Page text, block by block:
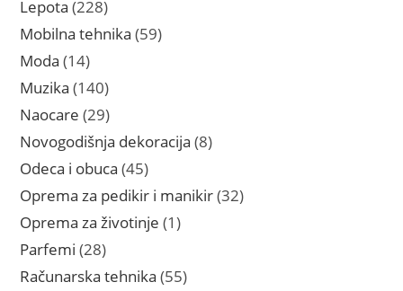
Lepota 228228
proizvoda
Mobilna tehnika 5959
Moda 1414
proizvoda
Muzika 140140
proizvoda
Naocare 2929
proizvoda
Novogodišnja dekoracija 88
Odeca i obuca 4545
proizvoda
Oprema za pedikir i manikir 3232
Oprema za životinje 11
Parfemi 2828
proizvoda
Računarska tehnika 5555